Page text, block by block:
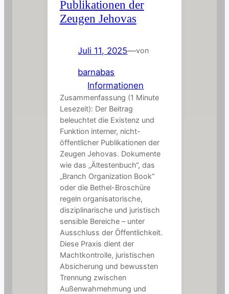
Publikationen der
Zeugen Jehovas
Juli 11, 2025—von
barnabas
Informationen
Zusammenfassung (1 Minute
Lesezeit): Der Beitrag
beleuchtet die Existenz und
Funktion interner, nicht-
öffentlicher Publikationen der
Zeugen Jehovas. Dokumente
wie das „Ältestenbuch“, das
„Branch Organization Book“
oder die Bethel-Broschüre
regeln organisatorische,
disziplinarische und juristisch
sensible Bereiche – unter
Ausschluss der Öffentlichkeit.
Diese Praxis dient der
Machtkontrolle, juristischen
Absicherung und bewussten
Trennung zwischen
Außenwahrnehmung und